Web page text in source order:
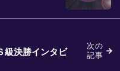
次の
記事
級決勝インタビ